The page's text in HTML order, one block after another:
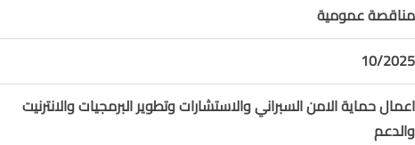
مناقصة عمومية
10/2025
اعمال حماية الامن السبراني والاستشارات وتطوير البرمجيات والانترنيت
والدعم